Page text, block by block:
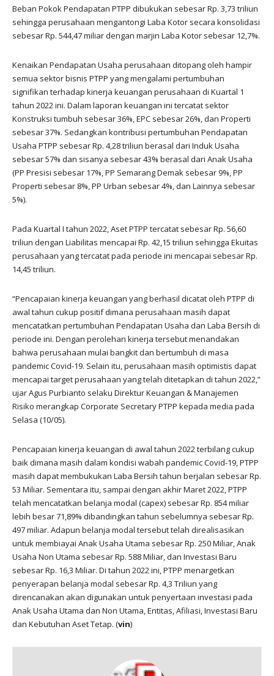
Beban Pokok Pendapatan PTPP dibukukan sebesar Rp. 3,73 triliun
sehingga perusahaan mengantongi Laba Kotor secara konsolidasi
sebesar Rp. 544,47 miliar dengan marjin Laba Kotor sebesar 12,7%.
Kenaikan Pendapatan Usaha perusahaan ditopang oleh hampir
semua sektor bisnis PTPP yang mengalami pertumbuhan
signifikan terhadap kinerja keuangan perusahaan di Kuartal 1
tahun 2022 ini. Dalam laporan keuangan ini tercatat sektor
Konstruksi tumbuh sebesar 36%, EPC sebesar 26%, dan Properti
sebesar 37%. Sedangkan kontribusi pertumbuhan Pendapatan
Usaha PTPP sebesar Rp. 4,28 triliun berasal dari Induk Usaha
sebesar 57% dan sisanya sebesar 43% berasal dari Anak Usaha
(PP Presisi sebesar 17%, PP Semarang Demak sebesar 9%, PP
Properti sebesar 8%, PP Urban sebesar 4%, dan Lainnya sebesar
5%).
Pada Kuartal I tahun 2022, Aset PTPP tercatat sebesar Rp. 56,60
triliun dengan Liabilitas mencapai Rp. 42,15 triliun sehingga Ekuitas
perusahaan yang tercatat pada periode ini mencapai sebesar Rp.
14,45 triliun.
“Pencapaian kinerja keuangan yang berhasil dicatat oleh PTPP di
awal tahun cukup positif dimana perusahaan masih dapat
mencatatkan pertumbuhan Pendapatan Usaha dan Laba Bersih di
periode ini. Dengan perolehan kinerja tersebut menandakan
bahwa perusahaan mulai bangkit dan bertumbuh di masa
pandemic Covid-19. Selain itu, perusahaan masih optimistis dapat
mencapai target perusahaan yang telah ditetapkan di tahun 2022,”
ujar Agus Purbianto selaku Direktur Keuangan & Manajemen
Risiko merangkap Corporate Secretary PTPP kepada media pada
Selasa (10/05).
Pencapaian kinerja keuangan di awal tahun 2022 terbilang cukup
baik dimana masih dalam kondisi wabah pandemic Covid-19, PTPP
masih dapat membukukan Laba Bersih tahun berjalan sebesar Rp.
53 Miliar. Sementara itu, sampai dengan akhir Maret 2022, PTPP
telah mencatatkan belanja modal (capex) sebesar Rp. 854 miliar
lebih besar 71,89% dibandingkan tahun sebelumnya sebesar Rp.
497 miliar. Adapun belanja modal tersebut telah direalisasikan
untuk membiayai Anak Usaha Utama sebesar Rp. 250 Miliar, Anak
Usaha Non Utama sebesar Rp. 588 Miliar, dan Investasi Baru
sebesar Rp. 16,3 Miliar. Di tahun 2022 ini, PTPP menargetkan
penyerapan belanja modal sebesar Rp. 4,3 Triliun yang
direncanakan akan digunakan untuk penyertaan investasi pada
Anak Usaha Utama dan Non Utama, Entitas, Afiliasi, Investasi Baru
dan Kebutuhan Aset Tetap. (vin)